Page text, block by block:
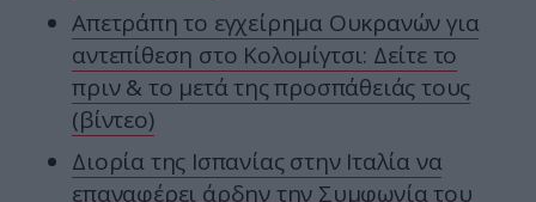
Απετράπη το εγχείρημα Ουκρανών για
αντεπίθεση στο Κολομίγτσι: Δείτε το
πριν & το μετά της προσπάθειάς τους
(βίντεο)
Διορία της Ισπανίας στην Ιταλία να
επαναφέρει άρδην την Συμφωνία του